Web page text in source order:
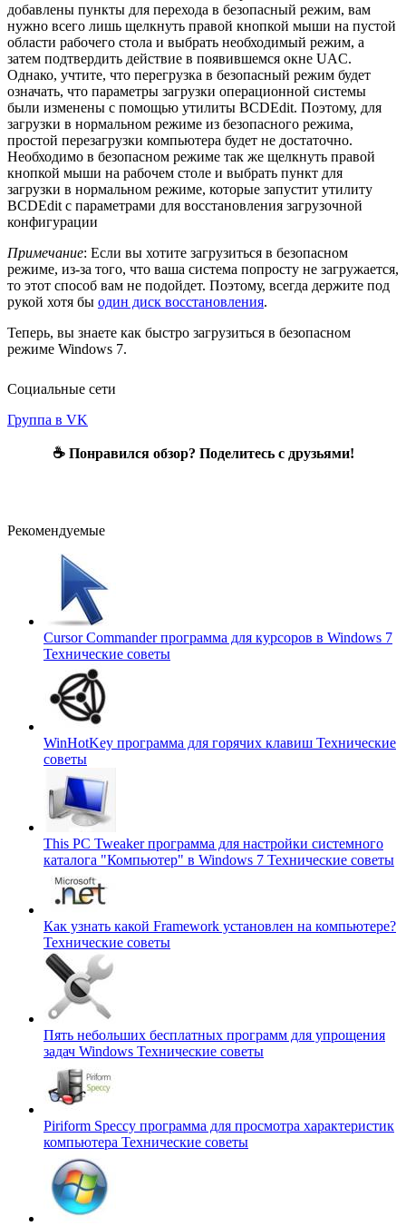
добавлены пункты для перехода в безопасный режим, вам
нужно всего лишь щелкнуть правой кнопкой мыши на пустой
области рабочего стола и выбрать необходимый режим, а
затем подтвердить действие в появившемся окне UAC.
Однако, учтите, что перегрузка в безопасный режим будет
означать, что параметры загрузки операционной системы
были изменены с помощью утилиты BCDEdit. Поэтому, для
загрузки в нормальном режиме из безопасного режима,
простой перезагрузки компьютера будет не достаточно.
Необходимо в безопасном режиме так же щелкнуть правой
кнопкой мыши на рабочем столе и выбрать пункт для
загрузки в нормальном режиме, которые запустит утилиту
BCDEdit с параметрами для восстановления загрузочной
конфигурации
Примечание: Если вы хотите загрузиться в безопасном
режиме, из-за того, что ваша система попросту не загружается,
то этот способ вам не подойдет. Поэтому, всегда держите под
рукой хотя бы один диск восстановления.
Теперь, вы знаете как быстро загрузиться в безопасном
режиме Windows 7.
Социальные сети
Группа в VK
☕ Понравился обзор? Поделитесь с друзьями!
Рекомендуемые
Cursor Commander программа для курсоров в Windows 7
Технические советы
WinHotKey программа для горячих клавиш Технические
советы
This PC Tweaker программа для настройки системного
каталога "Компьютер" в Windows 7 Технические советы
Как узнать какой Framework установлен на компьютере?
Технические советы
Пять небольших бесплатных программ для упрощения
задач Windows Технические советы
Piriform Speccy программа для просмотра характеристик
компьютера Технические советы